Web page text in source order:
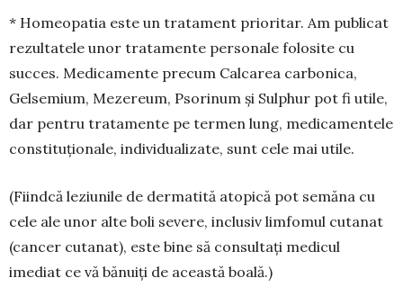
* Homeopatia este un tratament prioritar. Am publicat
rezultatele unor tratamente personale folo­site cu
succes. Medicamente precum Calcarea car­bonica,
Gelsemium, Mezereum, Psorinum și Sul­phur pot fi utile,
dar pentru tratamente pe termen lung, medicamentele
constituționale, individuali­za­te, sunt cele mai utile.
(Fiindcă leziunile de dermatită atopică pot se­măna cu
cele ale unor alte boli severe, inclusiv lim­fomul cutanat
(cancer cutanat), este bine să con­sultați medicul
imediat ce vă bănuiți de aceas­tă boală.)